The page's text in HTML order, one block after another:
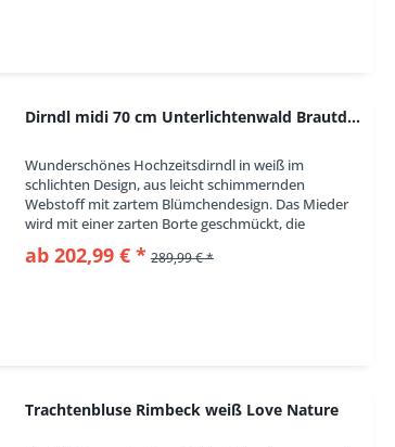
Dirndl midi 70 cm Unterlichtenwald Brautdirndl...
Wunderschönes Hochzeitsdirndl in weiß im
schlichten Design, aus leicht schimmernden
Webstoff mit zartem Blümchendesign. Das Mieder
wird mit einer zarten Borte geschmückt, die
ebenfalls entlang des Reißverschluss verläuft.
Geschlossen...
ab 202,99 € * 289,99 € *
Trachtenbluse Rimbeck weiß Love Nature